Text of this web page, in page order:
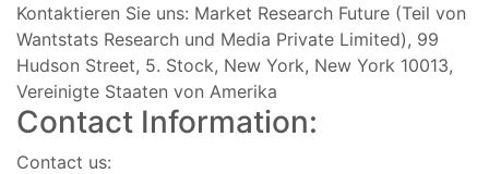
Kontaktieren Sie uns: Market Research Future (Teil von
Wantstats Research und Media Private Limited), 99
Hudson Street, 5. Stock, New York, New York 10013,
Vereinigte Staaten von Amerika
Contact Information:
Contact us: